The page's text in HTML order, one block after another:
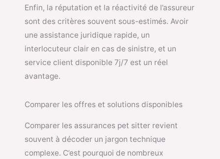
Enfin, la réputation et la réactivité de l’assureur
sont des critères souvent sous-estimés. Avoir
une assistance juridique rapide, un
interlocuteur clair en cas de sinistre, et un
service client disponible 7j/7 est un réel
avantage.
Comparer les offres et solutions disponibles
Comparer les assurances pet sitter revient
souvent à décoder un jargon technique
complexe. C’est pourquoi de nombreux